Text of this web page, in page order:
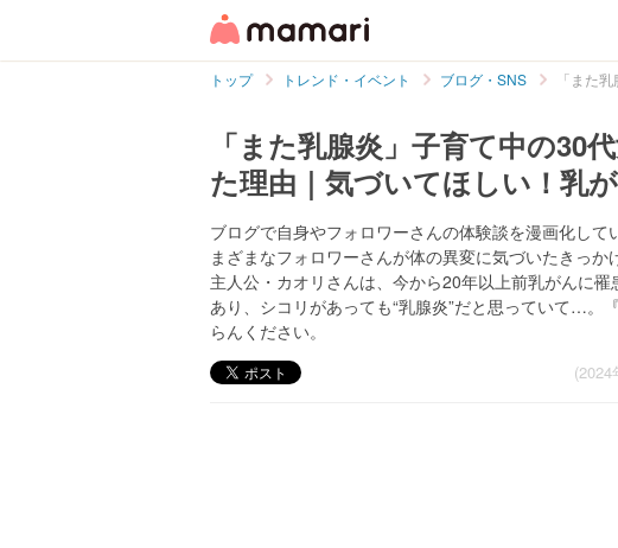
トップ トレンド・イベント ブログ・SNS 「また
「また乳腺炎」子育て中の30
た理由｜気づいてほしい！乳
ブログで自身やフォロワーさんの体験談を漫画化し
まざまなフォロワーさんが体の異変に気づいたきっ
主人公・カオリさんは、今から20年以上前乳がんに
あり、シコリがあっても“乳腺炎”だと思っていて…。
らんください。